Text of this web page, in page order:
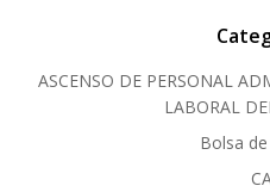
ASCENSO DE PERSONAL
LABORAL
Bolsa